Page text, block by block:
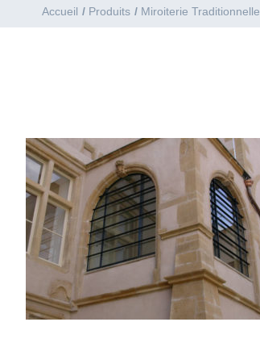
Accueil / Produits / Miroiterie Traditionnelle